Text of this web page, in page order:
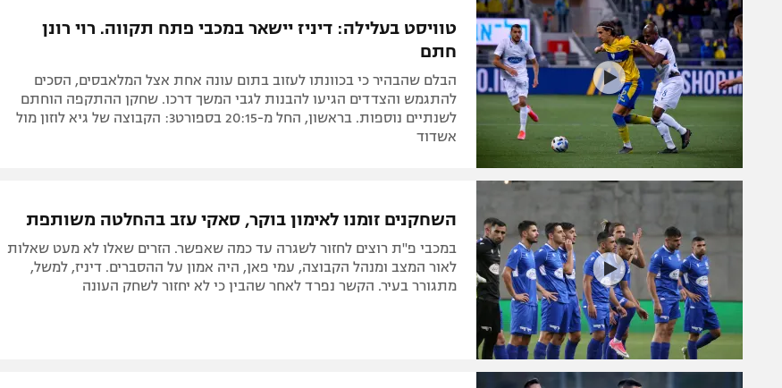
תקנון משתתפים וזוכים בפרסים
תקנון עבור פעילות אלקטרה
תקנון עבור פעילות ספורט 1 – "מרלן"
טניס
גיימינג E-Sports
תנאי שימוש
מדיניות פרטיות
תקנון פעילות ספורט 1
רשיון להקרנה פומבית לבית עסק
הצטרפות לחבילת הערוצים
לוח דרושים – ג'ובנט
תגיות
מכבי נתניה
בני יהודה
טוויסט בעלילה: דיניז יישאר במכבי פתח תקווה. רוי רונן
חתם
הבלם שהבהיר כי בכוונתו לעזוב בתום עונה אחת אצל המלאבסים, הסכים
להתגמש והצדדים הגיעו להבנות לגבי המשך דרכו. שחקן ההתקפה הוחתם
לשנתיים נוספות. בראשון, החל מ-20:15 בספורט3: הקבוצה של גיא לוזון מול
אשדוד
השחקנים זומנו לאימון בוקר, סאקי עזב בהחלטה משותפת
במכבי פ"ת רוצים לחזור לשגרה עד כמה שאפשר. הזרים שאלו לא מעט שאלות
לאור המצב ומנהל הקבוצה, עמי פאן, היה אמון על ההסברים. דיניז, למשל,
מתגורר בעיר. הקשר נפרד לאחר שהבין כי לא יחזור לשחק העונה